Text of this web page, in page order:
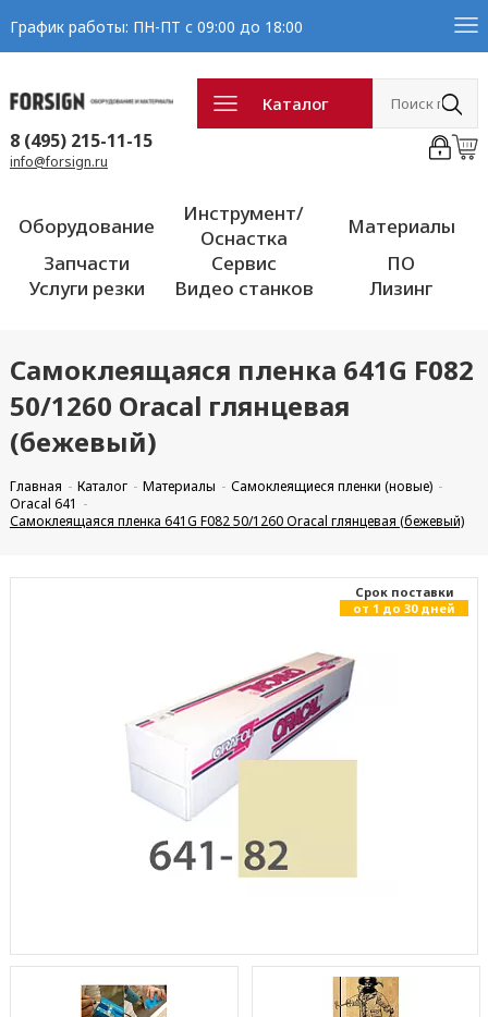
График работы: ПН-ПТ с 09:00 до 18:00
Каталог
8 (495) 215-11-15
info@forsign.ru
Оборудование
Инструмент/
Оснастка
Материалы
Запчасти
Сервис
ПО
Услуги резки
Видео станков Лизинг
Самоклеящаяся пленка 641G F082
50/1260 Oracal глянцевая
(бежевый)
Главная Каталог Материалы
Самоклеящиеся пленки (новые)
Oracal 641
Самоклеящаяся пленка 641G F082 50/1260 Oracal глянцевая (бежевый)
Cрок поставки
от 1 до 30 дней